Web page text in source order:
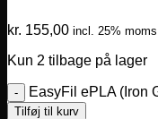
kr. 155,00 incl. 25% moms.
Kun 2 tilbage på lager
EasyFil ePLA (Iron
Tilføj til kurv